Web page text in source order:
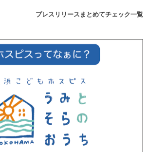
プレスリリースまとめてチェック一覧